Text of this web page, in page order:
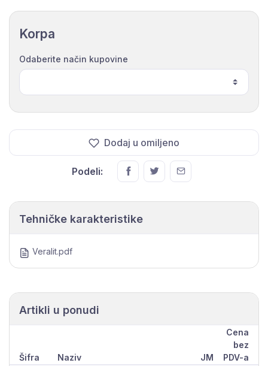
Korpa
Odaberite način kupovine
Dodaj u omiljeno
Podeli:
Tehničke karakteristike
Veralit.pdf
Artikli u ponudi
Šifra Naziv JM
Cena
bez
PDV-a